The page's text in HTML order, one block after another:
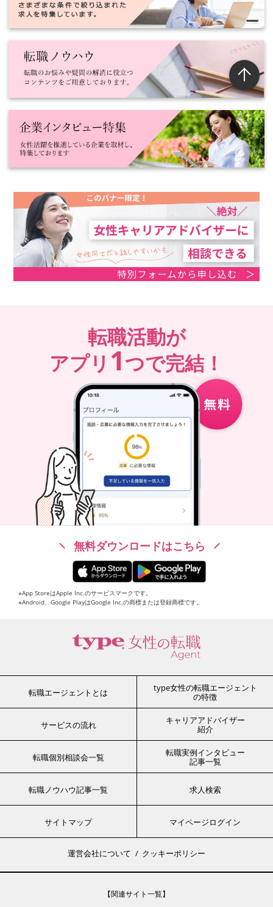
転職活動が
アプリ 1つで完結！
無料ダウンロードはこちら
※App StoreはApple Inc.のサービスマークです。
※Android、Google PlayはGoogle Inc.の商標または登録商標です。
転職エージェントとは
type女性の転職エージェント
の特徴
サービスの流れ
キャリアアドバイザー
紹介
転職個別相談会一覧
転職実例インタビュー
記事一覧
転職ノウハウ記事一覧 求人検索
サイトマップ マイページログイン
運営会社について クッキーポリシー
【関連サイト一覧】